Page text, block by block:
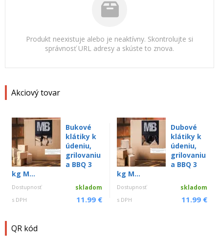
Akciový tovar
Bukové
klátiky k
údeniu,
grilovaniu
a BBQ 3
kg M...
Dostupnosť skladom
s DPH 11.99 €
Dubové
klátiky k
údeniu,
grilovaniu
a BBQ 3
kg M...
Dostupnosť skladom
s DPH 11.99 €
QR kód
Produkt neexistuje alebo je neaktívny. Skontrolujte si
správnosť URL adresy a skúste to znova.